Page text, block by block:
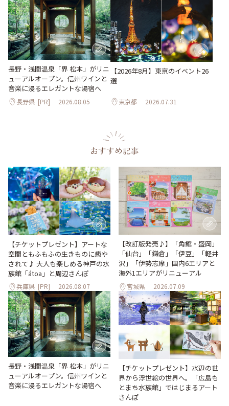
長野・浅間温泉「界 松本」がリニ
ューアルオープン。信州ワインと
音楽に浸るエレガントな湯宿へ
長野県 [PR] 2026.08.05
【2026年8月】東京のイベント26
選
東京都 2026.07.31
おすすめ記事
【チケットプレゼント】アートな
空間ともふもふの生きものに癒や
されて♪ 大人も楽しめる神戸の水
族館「átoa」と周辺さんぽ
兵庫県 [PR] 2026.08.07
【改訂版発売♪】「角館・盛岡」
「仙台」「鎌倉」「伊豆」「軽井
沢」「伊勢志摩」国内6エリアと
海外1エリアがリニューアル
宮城県 2026.07.09
長野・浅間温泉「界 松本」がリニ
ューアルオープン。信州ワインと
音楽に浸るエレガントな湯宿へ
【チケットプレゼント】水辺の世
界から浮世絵の世界へ。「広島も
とまち水族館」ではじまるアート
さんぽ